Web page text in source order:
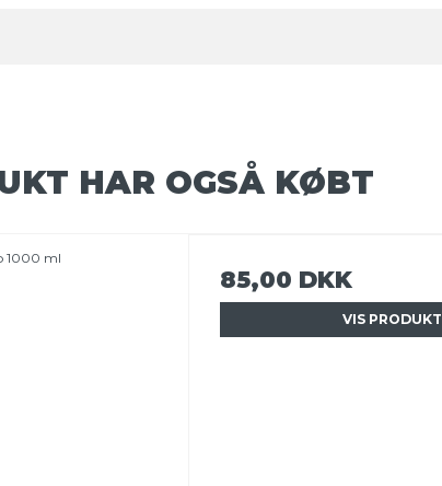
HAR OGSÅ KØBT
1000 ml
85,00 DKK
VIS PRODUKT